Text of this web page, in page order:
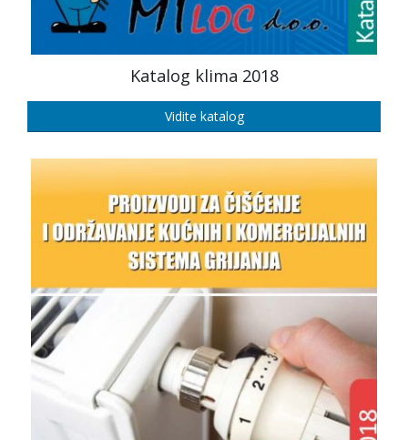
Katalog klima 2018
Vidite katalog